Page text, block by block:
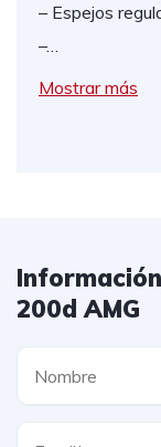
– Espejos
–…
Mostrar más
200d AMG